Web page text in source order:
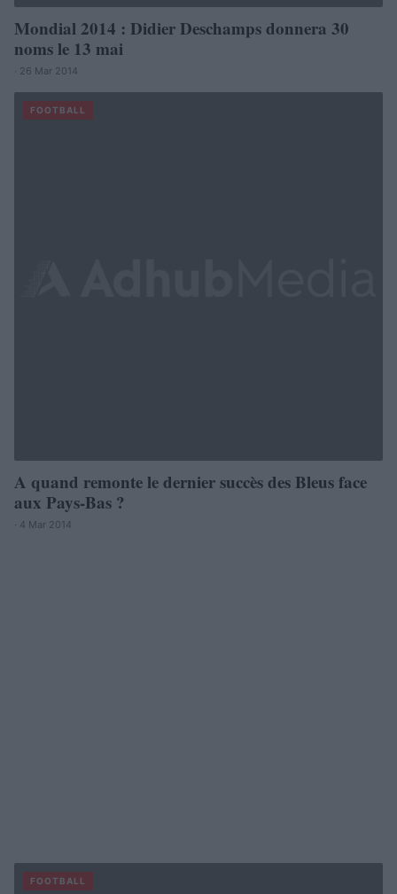
Mondial 2014 : Didier Deschamps donnera 30
noms le 13 mai
· 26 Mar 2014
FOOTBALL
A quand remonte le dernier succès des Bleus face
aux Pays-Bas ?
· 4 Mar 2014
FOOTBALL